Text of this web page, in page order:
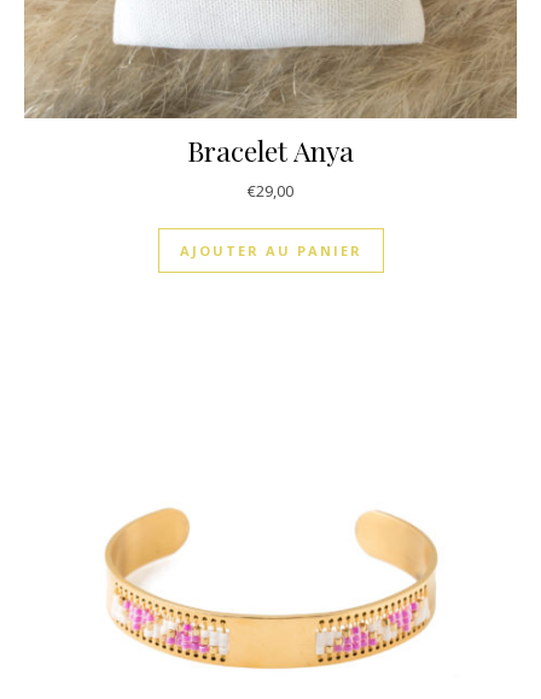
Bracelet Anya
€29,00
AJOUTER AU PANIER